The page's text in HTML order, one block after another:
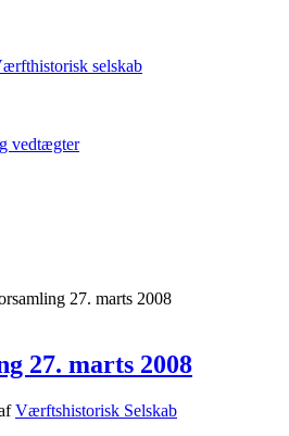
selskab
vedtægter
27. marts 2008
27. marts 2008
Værftshistorisk Selskab